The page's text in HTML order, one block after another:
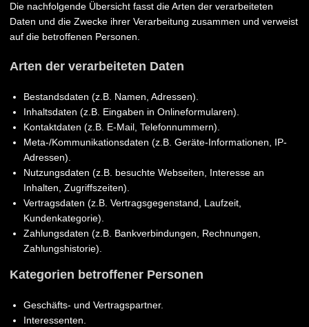
Die nachfolgende Übersicht fasst die Arten der verarbeiteten
Daten und die Zwecke ihrer Verarbeitung zusammen und verweist
auf die betroffenen Personen.
Arten der verarbeiteten Daten
Bestandsdaten (z.B. Namen, Adressen).
Inhaltsdaten (z.B. Eingaben in Onlineformularen).
Kontaktdaten (z.B. E-Mail, Telefonnummern).
Meta-/Kommunikationsdaten (z.B. Geräte-Informationen, IP-
Adressen).
Nutzungsdaten (z.B. besuchte Webseiten, Interesse an
Inhalten, Zugriffszeiten).
Vertragsdaten (z.B. Vertragsgegenstand, Laufzeit,
Kundenkategorie).
Zahlungsdaten (z.B. Bankverbindungen, Rechnungen,
Zahlungshistorie).
Kategorien betroffener Personen
Geschäfts- und Vertragspartner.
Interessenten.